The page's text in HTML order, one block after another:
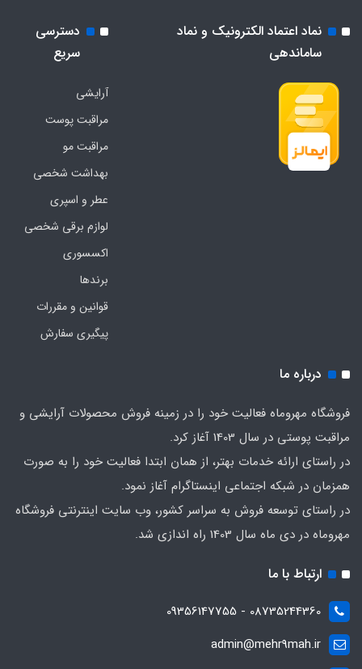
نماد اعتماد الکترونیک و نماد
ساماندهی
دسترسی
سریع
آرایشی
مراقبت پوست
مراقبت مو
بهداشت شخصی
عطر و اسپری
لوازم برقی شخصی
اکسسوری
برندها
قوانین و مقررات
پیگیری سفارش
درباره ما
فروشگاه مهروماه فعالیت خود را در زمینه فروش محصولات آرایشی و
مراقبت پوستی در سال 1403 آغاز کرد.
در راستای ارائه خدمات بهتر، از همان ابتدا فعالیت خود را به صورت
همزمان در شبکه اجتماعی اینستاگرام آغاز نمود.
در راستای توسعه فروش به سراسر کشور، وب سایت اینترنتی فروشگاه
مهروماه در دی ماه سال 1403 راه اندازی شد.
ارتباط با ما
08735244360 - 09356147755
admin@mehr9mah.ir